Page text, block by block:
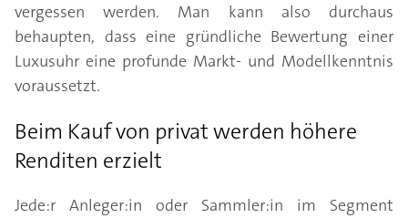
vergessen werden. Man kann also durchaus
behaupten, dass eine gründliche Bewertung einer
Luxusuhr eine profunde Markt- und Modellkenntnis
voraussetzt.
Beim Kauf von privat werden höhere
Renditen erzielt
Jede:r Anleger:in oder Sammler:in im Segment